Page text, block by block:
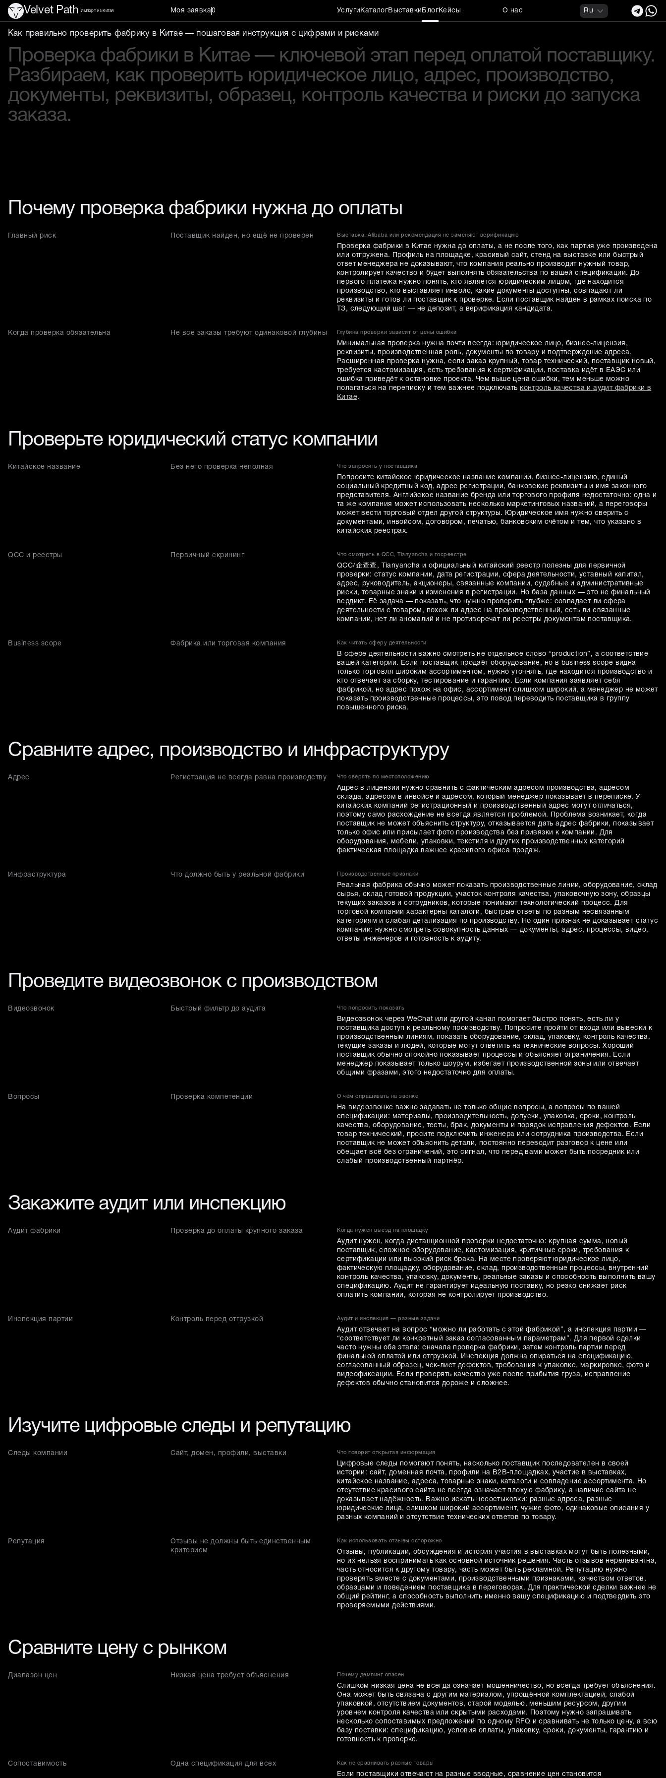
Velvet Path Импорт из Китая Моя заявка0 Услуги КаталогВыставки БлогКейсы О нас Ru
Как проверить фабрику в Китае перед оплатой
Как правильно проверить фабрику в Китае — пошаговая инструкция с цифрами и рисками
Проверка фабрики в Китае — ключевой этап перед оплатой поставщику.
Разбираем, как проверить юридическое лицо, адрес, производство,
документы, реквизиты, образец, контроль качества и риски до запуска
заказа.
Почему проверка фабрики нужна до оплаты
Главный риск Поставщик найден, но ещё не проверен Выставка, Alibaba или рекомендация не заменяют верификацию
Проверка фабрики в Китае нужна до оплаты, а не после того, как партия уже произведена
или отгружена. Профиль на площадке, красивый сайт, стенд на выставке или быстрый
ответ менеджера не доказывают, что компания реально производит нужный товар,
контролирует качество и будет выполнять обязательства по вашей спецификации. До
первого платежа нужно понять, кто является юридическим лицом, где находится
производство, кто выставляет инвойс, какие документы доступны, совпадают ли
реквизиты и готов ли поставщик к проверке. Если поставщик найден в рамках поиска по
ТЗ, следующий шаг — не депозит, а верификация кандидата.
Когда проверка обязательна Не все заказы требуют одинаковой глубины Глубина проверки зависит от цены ошибки
Минимальная проверка нужна почти всегда: юридическое лицо, бизнес-лицензия,
реквизиты, производственная роль, документы по товару и подтверждение адреса.
Расширенная проверка нужна, если заказ крупный, товар технический, поставщик новый,
требуется кастомизация, есть требования к сертификации, поставка идёт в ЕАЭС или
ошибка приведёт к остановке проекта. Чем выше цена ошибки, тем меньше можно
полагаться на переписку и тем важнее подключать контроль качества и аудит фабрики в
Китае.
Проверьте юридический статус компании
Китайское название Без него проверка неполная Что запросить у поставщика
Попросите китайское юридическое название компании, бизнес-лицензию, единый
социальный кредитный код, адрес регистрации, банковские реквизиты и имя законного
представителя. Английское название бренда или торгового профиля недостаточно: одна и
та же компания может использовать несколько маркетинговых названий, а переговоры
может вести торговый отдел другой структуры. Юридическое имя нужно сверить с
документами, инвойсом, договором, печатью, банковским счётом и тем, что указано в
китайских реестрах.
QCC и реестры Первичный скрининг Что смотреть в QCC, Tianyancha и госреестре
QCC/企查查, Tianyancha и официальный китайский реестр полезны для первичной
проверки: статус компании, дата регистрации, сфера деятельности, уставный капитал,
адрес, руководитель, акционеры, связанные компании, судебные и административные
риски, товарные знаки и изменения в регистрации. Но база данных — это не финальный
вердикт. Её задача — показать, что нужно проверить глубже: совпадает ли сфера
деятельности с товаром, похож ли адрес на производственный, есть ли связанные
компании, нет ли аномалий и не противоречат ли реестры документам поставщика.
Business scope Фабрика или торговая компания Как читать сферу деятельности
В сфере деятельности важно смотреть не отдельное слово “production”, а соответствие
вашей категории. Если поставщик продаёт оборудование, но в business scope видна
только торговля широким ассортиментом, нужно уточнять, где находится производство и
кто отвечает за сборку, тестирование и гарантию. Если компания заявляет себя
фабрикой, но адрес похож на офис, ассортимент слишком широкий, а менеджер не может
показать производственные процессы, это повод переводить поставщика в группу
повышенного риска.
Сравните адрес, производство и инфраструктуру
Адрес Регистрация не всегда равна производству Что сверять по местоположению
Адрес в лицензии нужно сравнить с фактическим адресом производства, адресом
склада, адресом в инвойсе и адресом, который менеджер показывает в переписке. У
китайских компаний регистрационный и производственный адрес могут отличаться,
поэтому само расхождение не всегда является проблемой. Проблема возникает, когда
поставщик не может объяснить структуру, отказывается дать адрес фабрики, показывает
только офис или присылает фото производства без привязки к компании. Для
оборудования, мебели, упаковки, текстиля и других производственных категорий
фактическая площадка важнее красивого офиса продаж.
Инфраструктура Что должно быть у реальной фабрики Производственные признаки
Реальная фабрика обычно может показать производственные линии, оборудование, склад
сырья, склад готовой продукции, участок контроля качества, упаковочную зону, образцы
текущих заказов и сотрудников, которые понимают технологический процесс. Для
торговой компании характерны каталоги, быстрые ответы по разным несвязанным
категориям и слабая детализация по производству. Но один признак не доказывает статус
компании: нужно смотреть совокупность данных — документы, адрес, процессы, видео,
ответы инженеров и готовность к аудиту.
Проведите видеозвонок с производством
Видеозвонок Быстрый фильтр до аудита Что попросить показать
Видеозвонок через WeChat или другой канал помогает быстро понять, есть ли у
поставщика доступ к реальному производству. Попросите пройти от входа или вывески к
производственным линиям, показать оборудование, склад, упаковку, контроль качества,
текущие заказы и людей, которые могут ответить на технические вопросы. Хороший
поставщик обычно спокойно показывает процессы и объясняет ограничения. Если
менеджер показывает только шоурум, избегает производственной зоны или отвечает
общими фразами, этого недостаточно для оплаты.
Вопросы Проверка компетенции О чём спрашивать на звонке
На видеозвонке важно задавать не только общие вопросы, а вопросы по вашей
спецификации: материалы, производительность, допуски, упаковка, сроки, контроль
качества, оборудование, тесты, брак, документы и порядок исправления дефектов. Если
товар технический, просите подключить инженера или сотрудника производства. Если
поставщик не может объяснить детали, постоянно переводит разговор к цене или
обещает всё без ограничений, это сигнал, что перед вами может быть посредник или
слабый производственный партнёр.
Закажите аудит или инспекцию
Аудит фабрики Проверка до оплаты крупного заказа Когда нужен выезд на площадку
Аудит нужен, когда дистанционной проверки недостаточно: крупная сумма, новый
поставщик, сложное оборудование, кастомизация, критичные сроки, требования к
сертификации или высокий риск брака. На месте проверяют юридическое лицо,
фактическую площадку, оборудование, склад, производственные процессы, внутренний
контроль качества, упаковку, документы, реальные заказы и способность выполнить вашу
спецификацию. Аудит не гарантирует идеальную поставку, но резко снижает риск
оплатить компании, которая не контролирует производство.
Инспекция партии Контроль перед отгрузкой Аудит и инспекция — разные задачи
Аудит отвечает на вопрос “можно ли работать с этой фабрикой”, а инспекция партии —
“соответствует ли конкретный заказ согласованным параметрам”. Для первой сделки
часто нужны оба этапа: сначала проверка фабрики, затем контроль партии перед
финальной оплатой или отгрузкой. Инспекция должна опираться на спецификацию,
согласованный образец, чек-лист дефектов, требования к упаковке, маркировке, фото и
видеофиксации. Если проверять качество уже после прибытия груза, исправление
дефектов обычно становится дороже и сложнее.
Изучите цифровые следы и репутацию
Следы компании Сайт, домен, профили, выставки Что говорит открытая информация
Цифровые следы помогают понять, насколько поставщик последователен в своей
истории: сайт, доменная почта, профили на B2B-площадках, участие в выставках,
китайское название, адреса, товарные знаки, каталоги и совпадение ассортимента. Но
отсутствие красивого сайта не всегда означает плохую фабрику, а наличие сайта не
доказывает надёжность. Важно искать несостыковки: разные адреса, разные
юридические лица, слишком широкий ассортимент, чужие фото, одинаковые описания у
разных компаний и отсутствие технических ответов по товару.
Репутация
Отзывы не должны быть единственным
критерием
Как использовать отзывы осторожно
Отзывы, публикации, обсуждения и история участия в выставках могут быть полезными,
но их нельзя воспринимать как основной источник решения. Часть отзывов нерелевантна,
часть относится к другому товару, часть может быть рекламной. Репутацию нужно
проверять вместе с документами, производственными признаками, качеством ответов,
образцами и поведением поставщика в переговорах. Для практической сделки важнее не
общий рейтинг, а способность выполнить именно вашу спецификацию и подтвердить это
проверяемыми действиями.
Сравните цену с рынком
Диапазон цен Низкая цена требует объяснения Почему демпинг опасен
Слишком низкая цена не всегда означает мошенничество, но всегда требует объяснения.
Она может быть связана с другим материалом, упрощённой комплектацией, слабой
упаковкой, отсутствием документов, старой моделью, меньшим ресурсом, другим
уровнем контроля качества или скрытыми расходами. Поэтому нужно запрашивать
несколько сопоставимых предложений по одному RFQ и сравнивать не только цену, а всю
базу поставки: спецификацию, условия оплаты, упаковку, сроки, документы, гарантию и
готовность к проверке.
Сопоставимость Одна спецификация для всех Как не сравнивать разные товары
Если поставщики отвечают на разные вводные, сравнение цен становится